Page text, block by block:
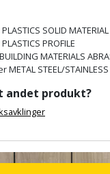
SOLID MATERIAL
PROFILE
MATERIALS
STEEL/STAINLESS
andet produkt?